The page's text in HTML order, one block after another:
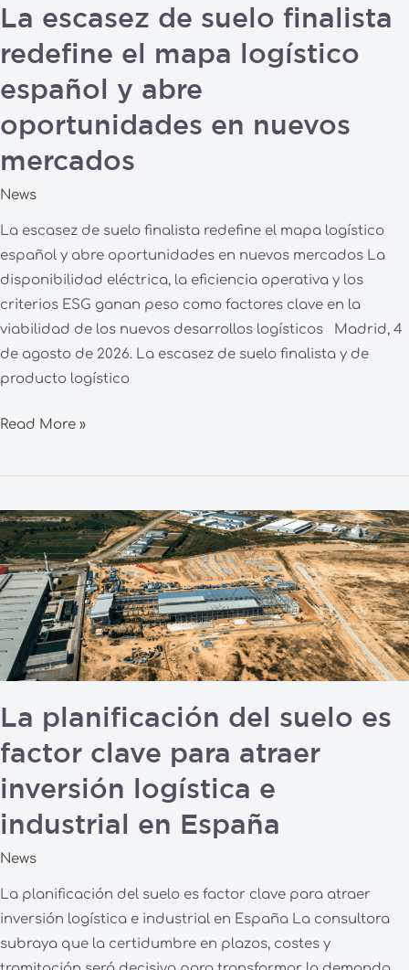
La escasez de suelo finalista
redefine el mapa logístico
español y abre
oportunidades en nuevos
mercados
News
La escasez de suelo finalista redefine el mapa logístico
español y abre oportunidades en nuevos mercados La
disponibilidad eléctrica, la eficiencia operativa y los
criterios ESG ganan peso como factores clave en la
viabilidad de los nuevos desarrollos logísticos Madrid, 4
de agosto de 2026. La escasez de suelo finalista y de
producto logístico
y
oportunidades
en
nuevos
mercados
Read More »
La planificación del suelo es
factor clave para atraer
inversión logística e
industrial en España
News
La planificación del suelo es factor clave para atraer
inversión logística e industrial en España La consultora
subraya que la certidumbre en plazos, costes y
La
planificación
del
suelo
es
factor
clave
atraer
inversión
industrial
España